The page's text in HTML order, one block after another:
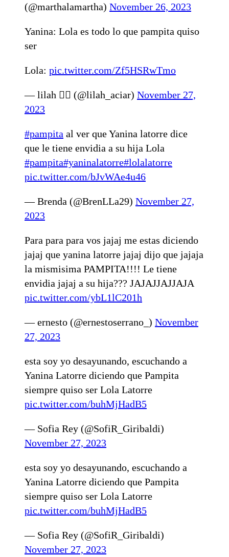
(@marthalamartha) November 26, 2023
Yanina: Lola es todo lo que pampita quiso
ser
Lola: pic.twitter.com/Zf5HSRwTmo
— lilah 🧚‍♀️ (@lilah_aciar) November 27,
2023
#pampita al ver que Yanina latorre dice
que le tiene envidia a su hija Lola
#pampita#yaninalatorre#lolalatorre
pic.twitter.com/bJvWAe4u46
— Brenda (@BrenLLa29) November 27,
2023
Para para para vos jajaj me estas diciendo
jajaj que yanina latorre jajaj dijo que jajaja
la mismisima PAMPITA!!!! Le tiene
envidia jajaj a su hija??? JAJAJJAJJAJA
pic.twitter.com/ybL1lC201h
— ernesto (@ernestoserrano_) November
27, 2023
esta soy yo desayunando, escuchando a
Yanina Latorre diciendo que Pampita
siempre quiso ser Lola Latorre
pic.twitter.com/buhMjHadB5
— Sofia Rey (@SofiR_Giribaldi)
November 27, 2023
esta soy yo desayunando, escuchando a
Yanina Latorre diciendo que Pampita
siempre quiso ser Lola Latorre
pic.twitter.com/buhMjHadB5
— Sofia Rey (@SofiR_Giribaldi)
November 27, 2023